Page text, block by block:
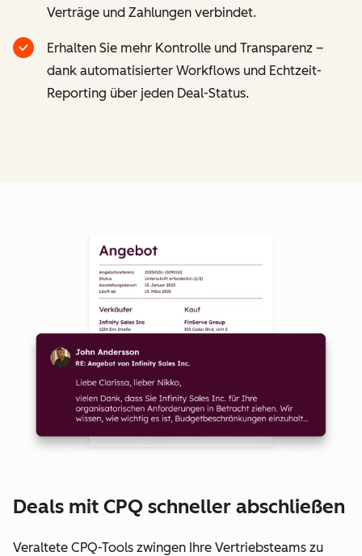
Verträge und Zahlungen verbindet.
Erhalten Sie mehr Kontrolle und Transparenz –
dank automatisierter Workflows und Echtzeit-
Reporting über jeden Deal-Status.
Deals mit CPQ schneller abschließen
Veraltete CPQ-Tools zwingen Ihre Vertriebsteams zu